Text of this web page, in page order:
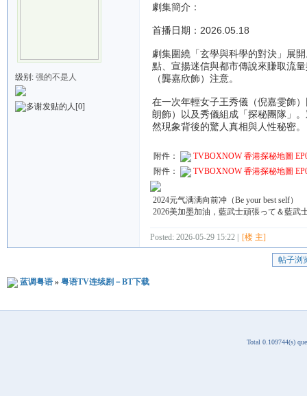
级别: 强的不是人
[0]
劇集簡介：
首播日期：2026.05.18
劇集圍繞「玄學與科學的對決」展
點、宣揚迷信與都市傳說來賺取流
（龔嘉欣飾）注意。
在一次年輕女子王秀儀（倪嘉雯飾
朗飾）以及秀儀組成「探秘團隊」
然現象背後的驚人真相與人性秘密。
附件：
TVBOXNOW 香港探秘地圖
附件：
TVBOXNOW 香港探秘地圖
2024元气满满向前冲（Be your best self）
2026美加墨加油，藍武士頑張って＆藍武
Posted: 2026-05-29 15:22 | [楼 主]
帖子浏
蓝调粤语» 粤语TV连续剧－BT下载
Total 0.109744(s)